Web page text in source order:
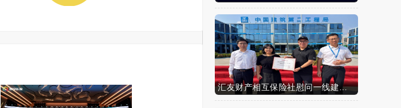
汇友财产相互保险社慰问一线建筑工人